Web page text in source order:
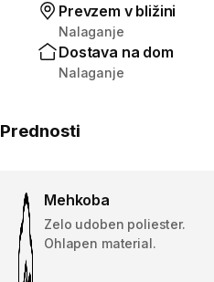
Prevzem v bližini
Nalaganje
Dostava na dom
Nalaganje
Prednosti
Mehkoba
Zelo udoben poliester.
Ohlapen material.